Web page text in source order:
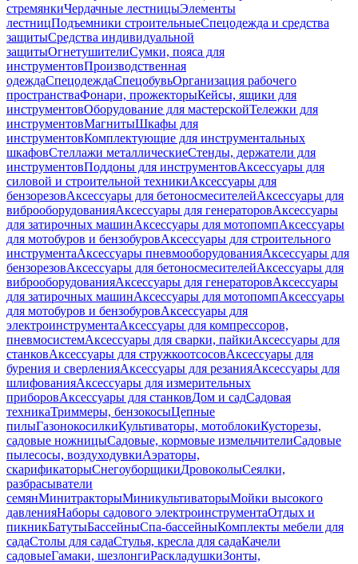
стремянкиЧердачные лестницыЭлементы
лестницПодъемники строительныеСпецодежда и средства
защитыСредства индивидуальной
защитыОгнетушителиСумки, пояса для
инструментовПроизводственная
одеждаСпецодеждаСпецобувьОрганизация рабочего
пространстваФонари, прожекторыКейсы, ящики для
инструментовОборудование для мастерскойТележки для
инструментовМагнитыШкафы для
инструментовКомплектующие для инструментальных
шкафовСтеллажи металлическиеСтенды, держатели для
инструментовПоддоны для инструментовАксессуары для
силовой и строительной техникиАксессуары для
бензорезовАксессуары для бетоносмесителейАксессуары для
виброоборудованияАксессуары для генераторовАксессуары
для затирочных машинАксессуары для мотопомпАксессуары
для мотобуров и бензобуровАксессуары для строительного
инструментаАксессуары пневмооборудованияАксессуары для
бензорезовАксессуары для бетоносмесителейАксессуары для
виброоборудованияАксессуары для генераторовАксессуары
для затирочных машинАксессуары для мотопомпАксессуары
для мотобуров и бензобуровАксессуары для
электроинструментаАксессуары для компрессоров,
пневмосистемАксессуары для сварки, пайкиАксессуары для
станковАксессуары для стружкоотсосовАксессуары для
бурения и сверленияАксессуары для резанияАксессуары для
шлифованияАксессуары для измерительных
приборовАксессуары для станковДом и садСадовая
техникаТриммеры, бензокосыЦепные
пилыГазонокосилкиКультиваторы, мотоблокиКусторезы,
садовые ножницыСадовые, кормовые измельчителиСадовые
пылесосы, воздуходувкиАэраторы,
скарификаторыСнегоуборщикиДровоколыСеялки,
разбрасыватели
семянМинитракторыМиникультиваторыМойки высокого
давленияНаборы садового электроинструментаОтдых и
пикникБатутыБассейныСпа-бассейныКомплекты мебели для
садаСтолы для садаСтулья, кресла для садаКачели
садовыеГамаки, шезлонгиРаскладушкиЗонты,